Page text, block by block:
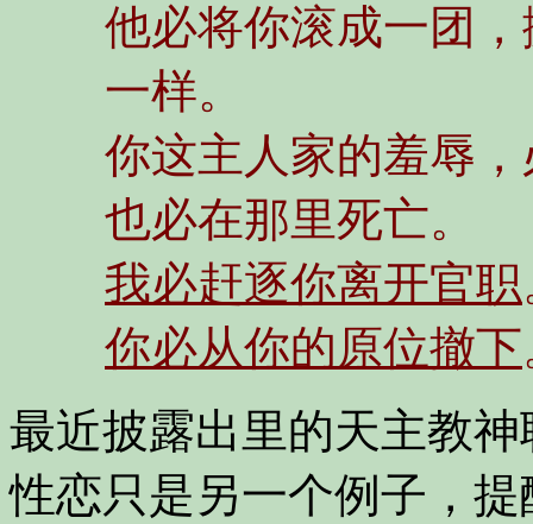
他必将你滚成一团
一样。
你这主人家的羞辱
也必在那里死亡。
我必赶逐你离开官职
你必从你的原位撤下
最近披露出里的天主教
性恋只是另一个例子，